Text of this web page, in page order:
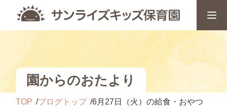
園からのおたより
TOP ブログトップ 6月27日（火）の給食・おやつ